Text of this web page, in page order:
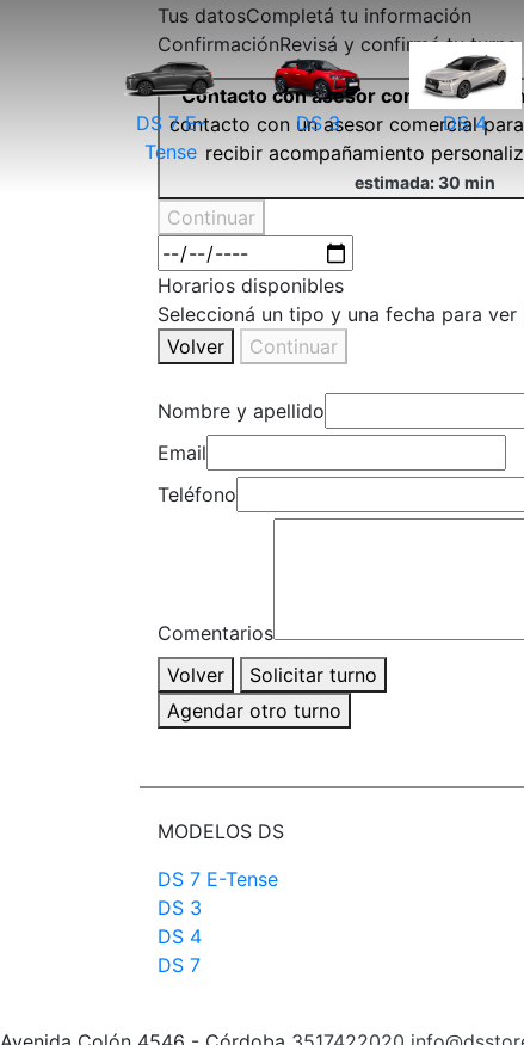
DS 7 E-
Tense
DS 3 DS 4
Tus datosCompletá tu información
ConfirmaciónRevisá y confirmá tu turno
Contacto con asesor comercial
contacto con un asesor comercial
recibir acompañamiento
estimada: 30 min
Continuar
Horarios disponibles
Seleccioná un tipo y una fecha para ver
Volver
Continuar
Nombre y apellido
Email
Teléfono
Comentarios
Volver
Solicitar turno
Agendar otro turno
MODELOS DS
DS 7 E-Tense
DS 3
DS 4
DS 7